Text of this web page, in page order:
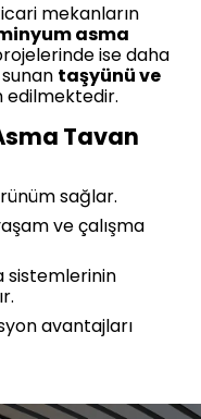
mekanların
asma
ise daha
taşyünü ve
edilmektedir.
Tavan
sağlar.
ve çalışma
sistemlerinin
avantajları